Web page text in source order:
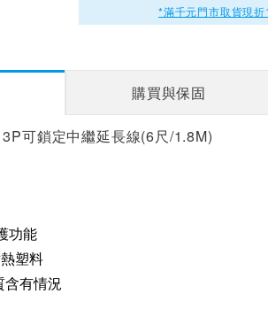
*滿千元門市取貨現
購買與保固
可鎖定中繼延長線(6尺/1.8M)
功能
塑料
含有情況